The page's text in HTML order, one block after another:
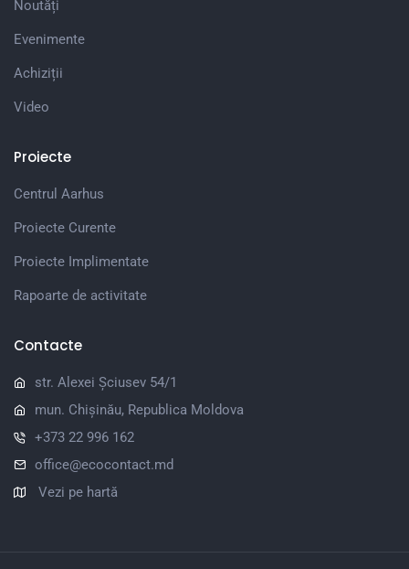
Noutăți
Evenimente
Achiziții
Video
Proiecte
Centrul Aarhus
Proiecte Curente
Proiecte Implimentate
Rapoarte de activitate
Contacte
str. Alexei Șciusev 54/1
mun. Chișinău, Republica Moldova
+373 22 996 162
office@ecocontact.md
Vezi pe hartă